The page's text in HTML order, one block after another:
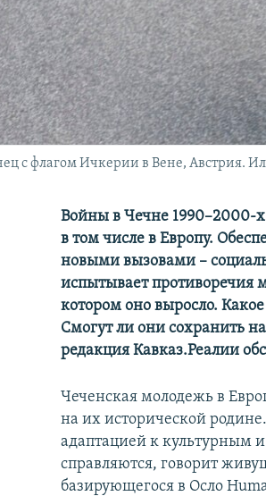
с флагом Ичкерии в Вене, Австрия.
Войны в Чечне 1990–2000-
в том числе в Европу.
новыми вызовами –
испытывает противоречия
котором оно выросло.
Смогут ли они сохранить
редакция Кавказ.Реалии
Чеченская молодежь в
на их исторической
адаптацией к культурным
справляются, говорит
базирующегося в Осло